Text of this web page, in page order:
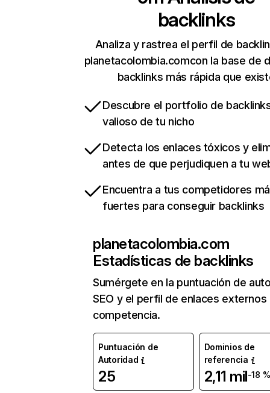
backlinks
Analiza y rastrea el perfil de
planetacolombia.comcon la base de
backlinks más rápida que
Descubre el portfolio de
valioso de tu nicho
Detecta los enlaces tóxicos y
antes de que perjudiquen a tu
Encuentra a tus competidores
fuertes para conseguir backlinks
planetacolombia.com
Estadísticas de backlinks
Sumérgete en la puntuación de
SEO y el perfil de enlaces externos
competencia.
Puntuación de
Autoridad
25
Dominios de
referencia
2,11 mil-18 %